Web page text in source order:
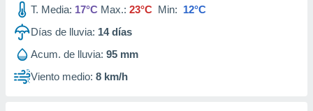
T. Media: 17°C Max.: 23°C Min: 12°C
Días de lluvia: 14días
Acum. de lluvia: 95 mm
Viento medio: 8 km/h